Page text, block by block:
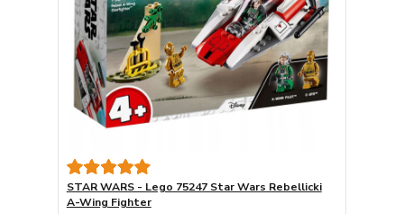
STAR WARS - Lego 75247 Star Wars Rebellicki
A-Wing Fighter